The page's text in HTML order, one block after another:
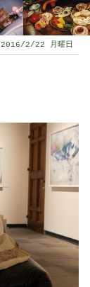
2016/2/22 月曜日